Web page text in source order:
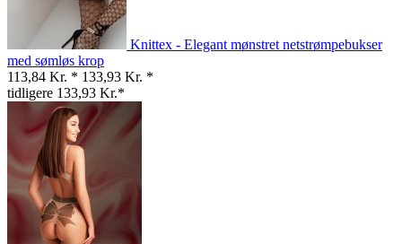
Knittex - Elegant mønstret netstrømpebukser
med sømløs krop
113,84 Kr. * 133,93 Kr. *
tidligere 133,93 Kr.*